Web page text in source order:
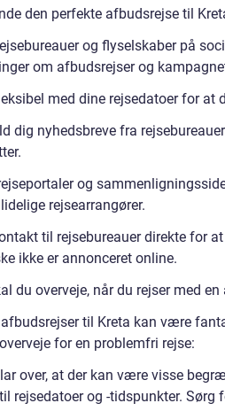
den perfekte afbudsrejse til
og flyselskaber på
om afbudsrejser og
med dine rejsedatoer for at
dig nyhedsbreve fra
og
rejsearrangører.
til rejsebureauer direkte for
ikke er annonceret online.
du overveje, når du rejser med
til Kreta kan være
for en problemfri rejse:
over, at der kan være visse
rejsedatoer og -tidspunkter.